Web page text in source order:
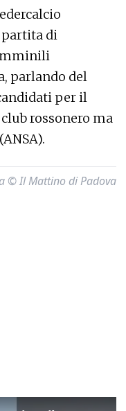
di
parlando del
per il
rossonero ma
© Il Mattino di Padova